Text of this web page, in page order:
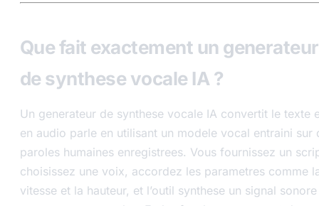
Que fait exactement un generateur
de synthese vocale IA ?
Un generateur de synthese vocale IA convertit le texte
en audio parle en utilisant un modele vocal entraini sur
paroles humaines enregistrees. Vous fournissez un
choisissez une voix, accordez les parametres comme
vitesse et la hauteur, et l’outil synthese un signal